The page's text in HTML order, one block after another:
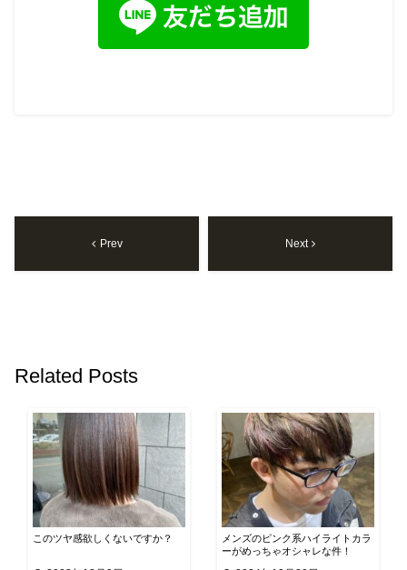
Prev Next
Related Posts
このツヤ感欲しくないですか？
メンズのピンク系ハイライトカラ
ーがめっちゃオシャレな件！